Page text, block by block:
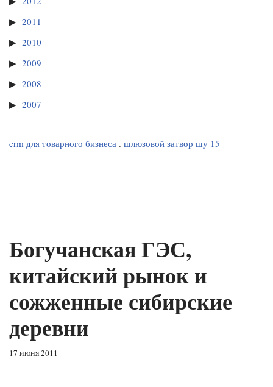
2011
2010
2009
2008
2007
crm для товарного бизнеса . шлюзовой затвор шу 15
Богучанская ГЭС,
китайский рынок и
сожженные сибирские
деревни
17 июня 2011